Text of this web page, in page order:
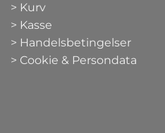
> Kurv
> Kasse
> Handelsbetingelser
> Cookie & Persondata